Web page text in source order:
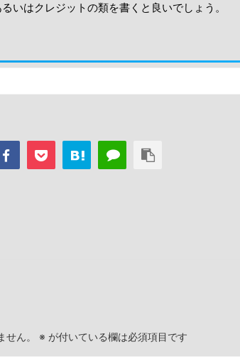
いはクレジットの類を書くと良いでしょう。
ん。 ※ が付いている欄は必須項目です